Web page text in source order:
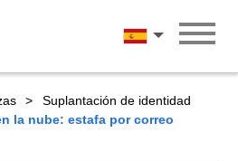
Español
Suplantación de identidad
la nube: estafa por correo